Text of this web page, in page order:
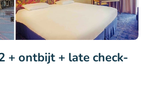
+ ontbijt + late check-